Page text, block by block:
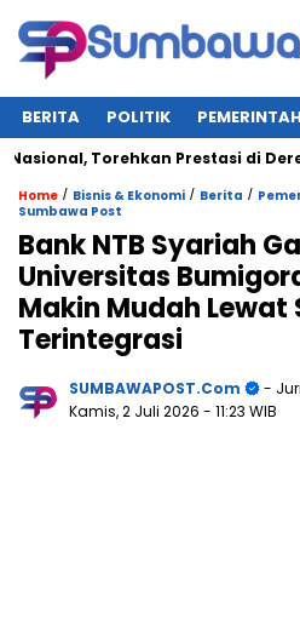
BERITA POLITIK
Torehkan Prestasi di Deretan
Home / Bisnis & Ekonomi / Berita /
Sumbawa Post
Bank NTB Syariah
Universitas
Makin Mudah
Terintegrasi
SUMBAWAPOST.com
-
Kamis, 2 Juli 2026 - 11:23 WIB